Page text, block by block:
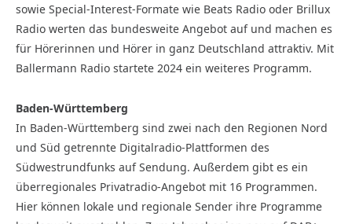
sowie Special-Interest-Formate wie Beats Radio oder Brillux
Radio werten das bundesweite Angebot auf und machen es
für Hörerinnen und Hörer in ganz Deutschland attraktiv. Mit
Ballermann Radio startete 2024 ein weiteres Programm.
Baden-Württemberg
In Baden-Württemberg sind zwei nach den Regionen Nord
und Süd getrennte Digitalradio-Plattformen des
Südwestrundfunks auf Sendung. Außerdem gibt es ein
überregionales Privatradio-Angebot mit 16 Programmen.
Hier können lokale und regionale Sender ihre Programme